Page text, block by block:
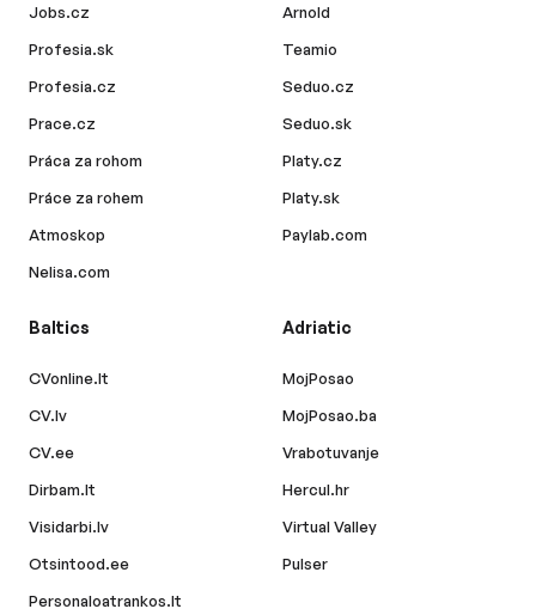
Jobs.cz
Profesia.sk
Profesia.cz
Prace.cz
Práca za rohom
Práce za rohem
Atmoskop
Nelisa.com
Arnold
Teamio
Seduo.cz
Seduo.sk
Platy.cz
Platy.sk
Paylab.com
Baltics
CVonline.lt
CV.lv
CV.ee
Dirbam.lt
Visidarbi.lv
Otsintood.ee
Personaloatrankos.lt
Adriatic
MojPosao
MojPosao.ba
Vrabotuvanje
Hercul.hr
Virtual Valley
Pulser